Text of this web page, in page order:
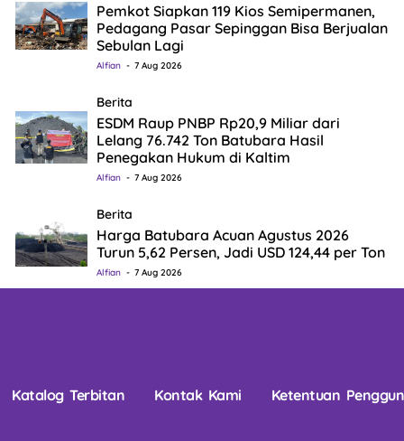
Pemkot Siapkan 119 Kios Semipermanen,
Pedagang Pasar Sepinggan Bisa Berjualan
Sebulan Lagi
Alfian 7 Aug 2026
Berita
ESDM Raup PNBP Rp20,9 Miliar dari
Lelang 76.742 Ton Batubara Hasil
Penegakan Hukum di Kaltim
Alfian 7 Aug 2026
Berita
Harga Batubara Acuan Agustus 2026
Turun 5,62 Persen, Jadi USD 124,44 per Ton
Alfian 7 Aug 2026
Katalog Terbitan Kontak Kami Ketentuan